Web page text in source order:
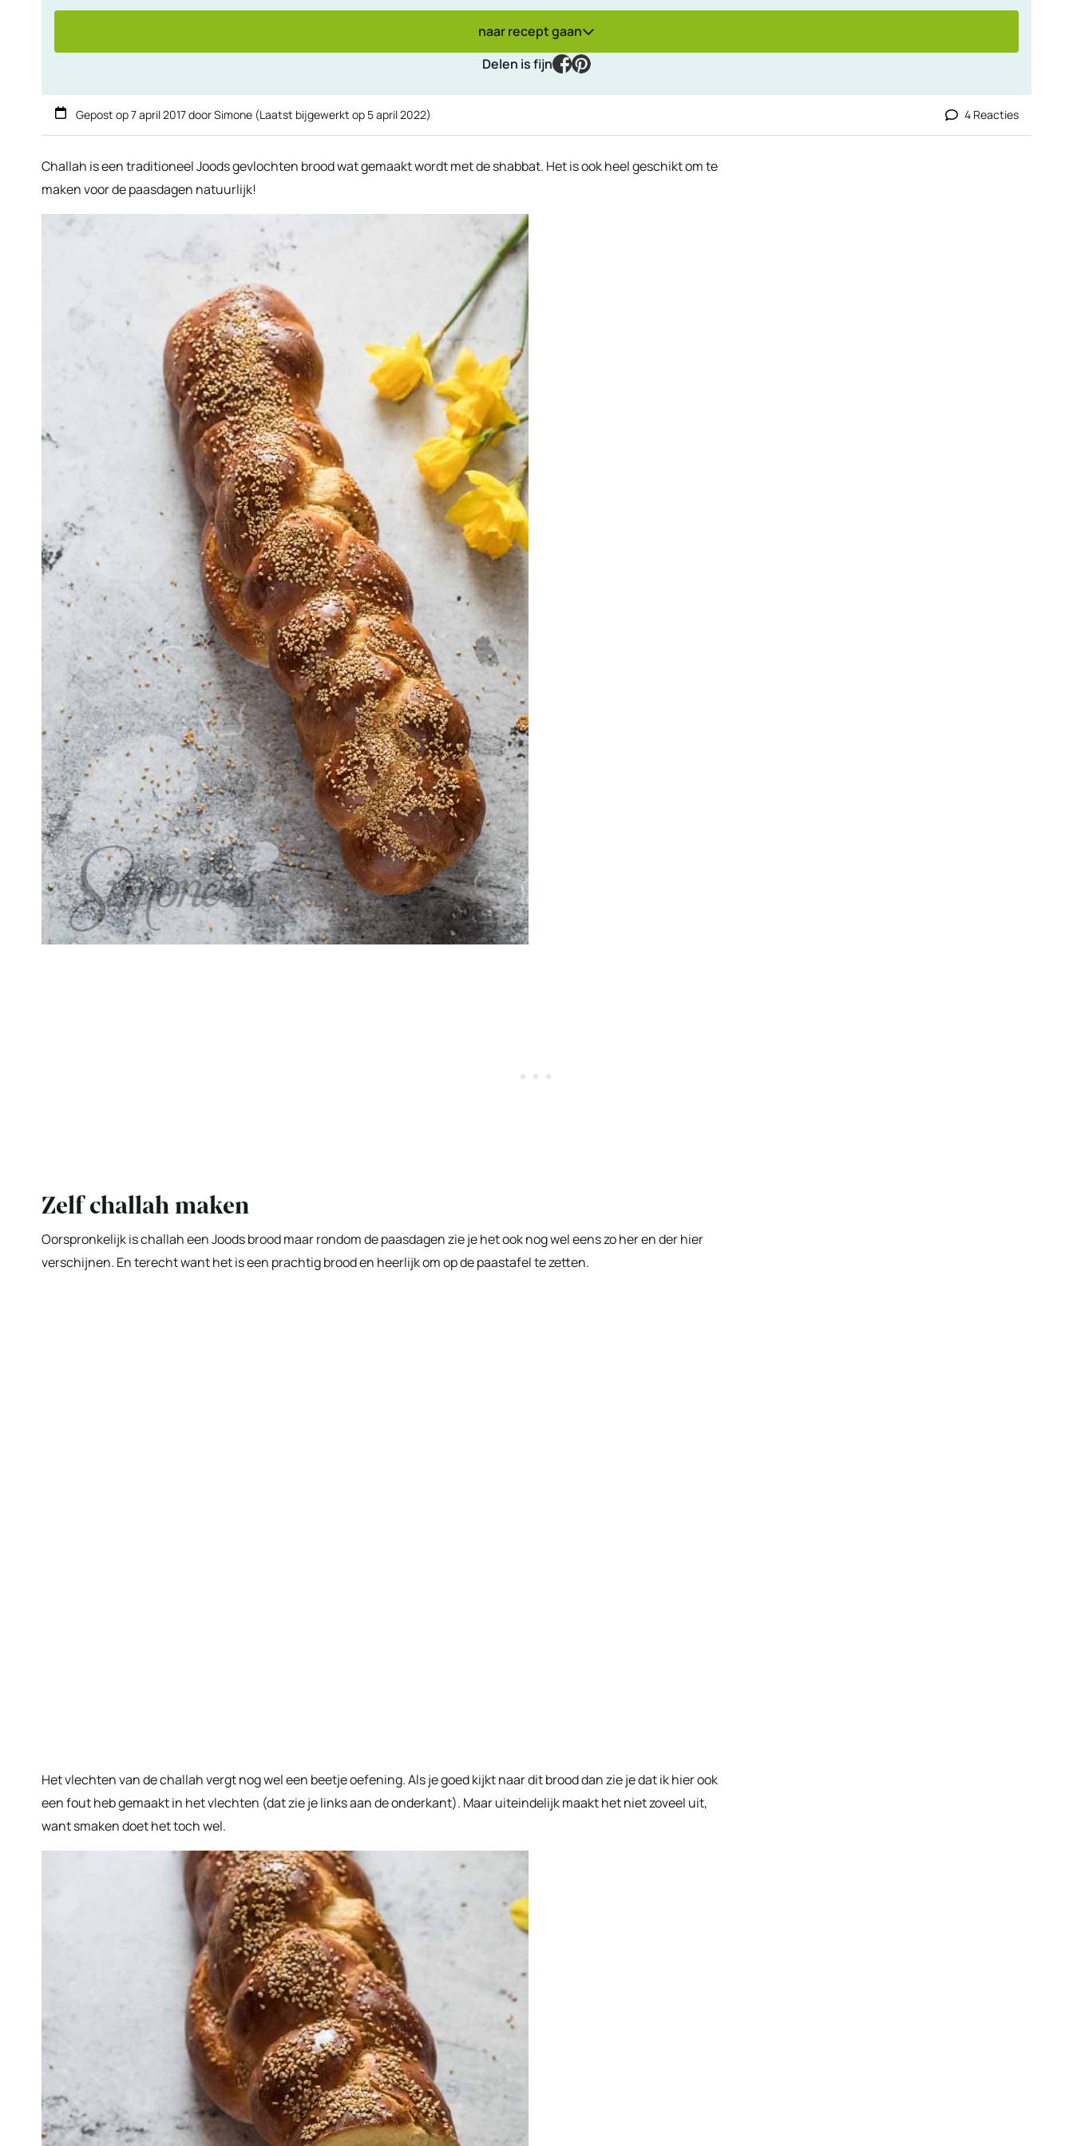
naar recept gaan
Delen is fijn
facebook
pinterest
Gepost op7 april 2017doorSimone (Laatst bijgewerkt op 5 april 2022) 4 Reacties
Challah is een traditioneel Joods gevlochten brood wat gemaakt wordt met de shabbat. Het is ook heel geschikt om te
maken voor de paasdagen natuurlijk!
Zelf challah maken
Oorspronkelijk is challah een Joods brood maar rondom de paasdagen zie je het ook nog wel eens zo her en der hier
verschijnen. En terecht want het is een prachtig brood en heerlijk om op de paastafel te zetten.
Het vlechten van de challah vergt nog wel een beetje oefening. Als je goed kijkt naar dit brood dan zie je dat ik hier ook
een fout heb gemaakt in het vlechten (dat zie je links aan de onderkant). Maar uiteindelijk maakt het niet zoveel uit,
want smaken doet het toch wel.